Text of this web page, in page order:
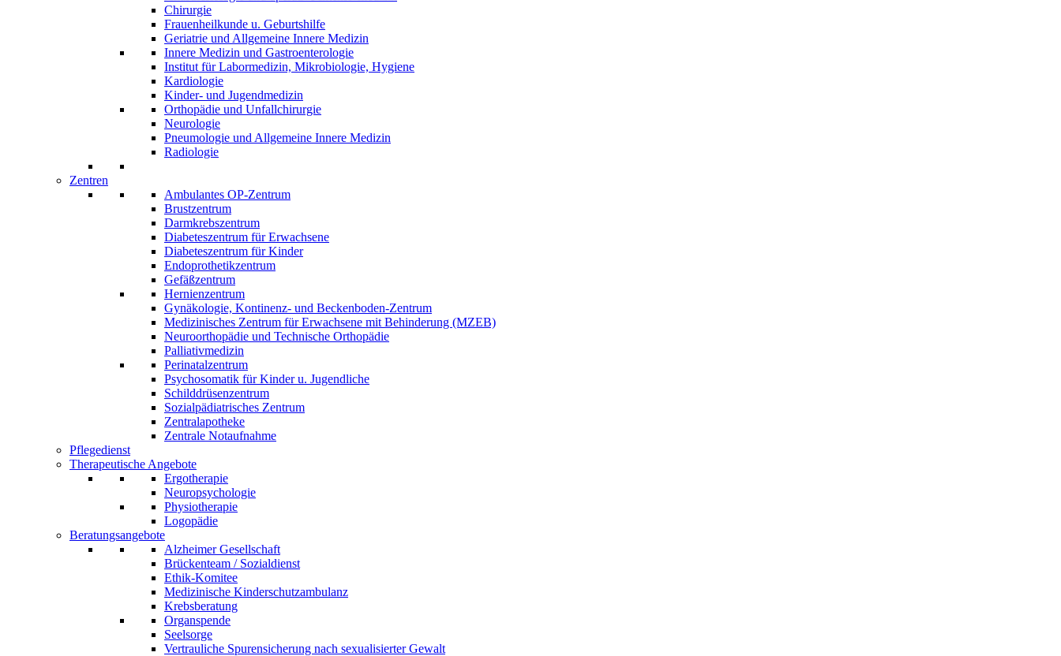
Chirurgie
Frauenheilkunde u. Geburtshilfe
Geriatrie und Allgemeine Innere Medizin
Innere Medizin und Gastroenterologie
Institut für Labormedizin, Mikrobiologie, Hygiene
Kardiologie
Kinder- und Jugendmedizin
Orthopädie und Unfallchirurgie
Neurologie
Pneumologie und Allgemeine Innere Medizin
Radiologie
Zentren
Ambulantes OP-Zentrum
Brustzentrum
Darmkrebszentrum
Diabeteszentrum für Erwachsene
Diabeteszentrum für Kinder
Endoprothetikzentrum
Gefäßzentrum
Hernienzentrum
Gynäkologie, Kontinenz- und Beckenboden-Zentrum
Medizinisches Zentrum für Erwachsene mit Behinderung (MZEB)
Neuroorthopädie und Technische Orthopädie
Palliativmedizin
Perinatalzentrum
Psychosomatik für Kinder u. Jugendliche
Schilddrüsenzentrum
Sozialpädiatrisches Zentrum
Zentralapotheke
Zentrale Notaufnahme
Pflegedienst
Therapeutische Angebote
Ergotherapie
Neuropsychologie
Physiotherapie
Logopädie
Beratungsangebote
Alzheimer Gesellschaft
Brückenteam / Sozialdienst
Ethik-Komitee
Medizinische Kinderschutzambulanz
Krebsberatung
Organspende
Seelsorge
Vertrauliche Spurensicherung nach sexualisierter Gewalt